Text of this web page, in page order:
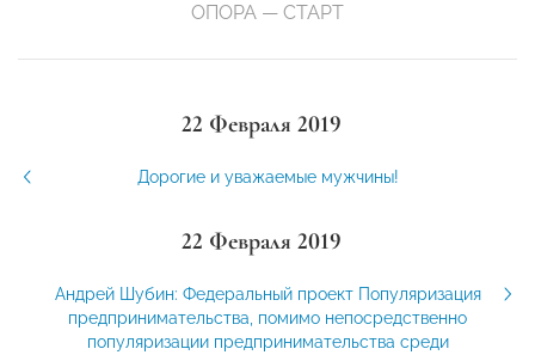
ОПОРА — СТАРТ
22 Февраля 2019
Дорогие и уважаемые мужчины!
22 Февраля 2019
Андрей Шубин: Федеральный проект Популяризация
предпринимательства, помимо непосредственно
популяризации предпринимательства среди